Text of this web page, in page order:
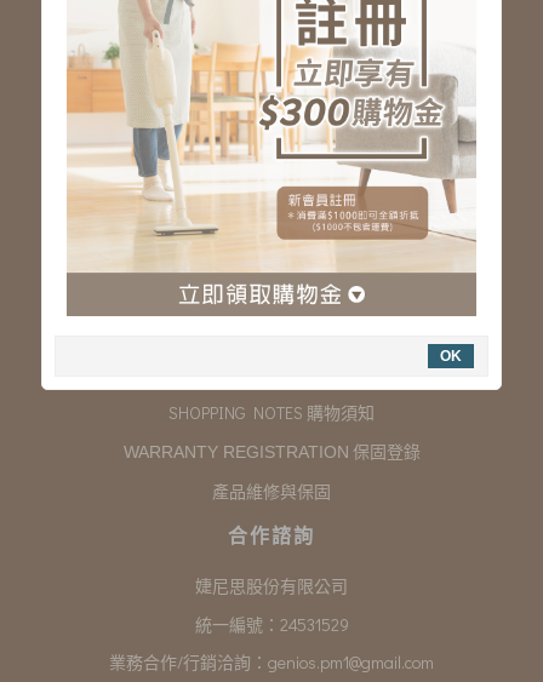
社群服務連結
線上客服 LINE 歡迎加入 <LINE ID: @matric.jp>
線上客服 Facebook 歡迎加入
服務專線：03-323-2180
客服信箱 :genios.service@gmail.com
服務時間：星期一至星期五 上午9:00~下午6:00
例假日休假
購物說明
SHOPPING NOTES 購物須知
WARRANTY REGISTRATION 保固登錄
產品維修與保固
合作諮詢
婕尼思股份有限公司
統一編號：24531529
業務合作/行銷洽詢： genios.pm1@gmail.com
OK